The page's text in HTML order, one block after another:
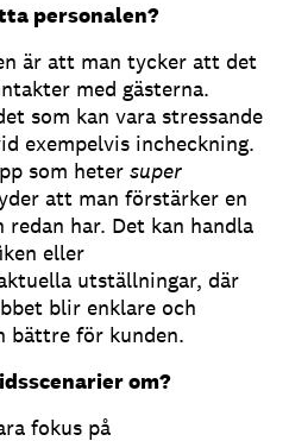
personalen?
är att man tycker att det
med gästerna.
som kan vara stressande
exempelvis incheckning.
som heter super
att man förstärker en
redan har. Det kan handla
eller
utställningar, där
blir enklare och
bättre för kunden.
om?
fokus på